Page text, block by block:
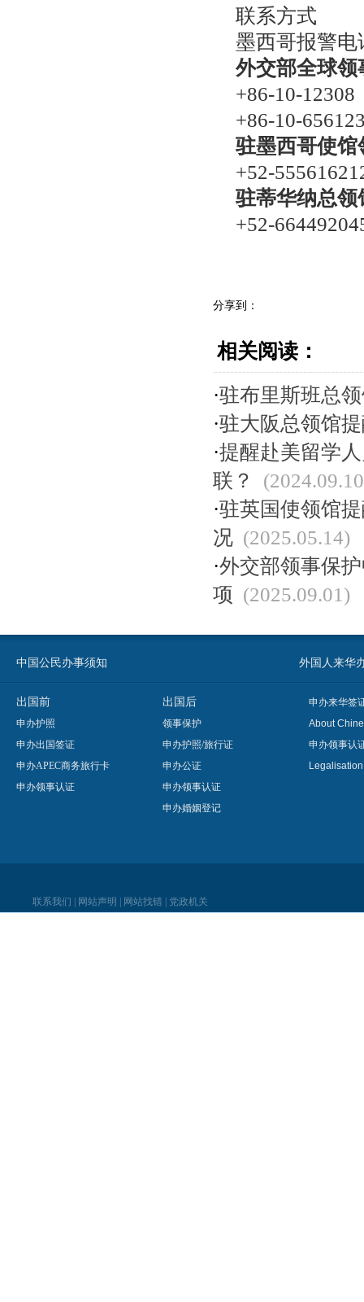
联系方式
墨西哥报警电
外交部全球领
+86-10-12308
+86-10-
驻墨西哥使
+52-
驻蒂华纳总
+52-
分享到：
相关阅读：
·驻布里斯班总
·驻大阪总领馆
·提醒赴美留学
联？
·驻英国使领馆
况 (2025.05.14)
·外交部领事保
项 (2025.09.01)
中国公民办事须知 外国人来华
出国前
申办护照
申办出国签证
申办APEC商务旅行卡
申办领事认证
出国后
领事保护
申办护照/旅行证
申办公证
申办领事认证
申办婚姻登记
申办来华签
About
申办领事认
联系我们 网站声明 网站找错 党政机关